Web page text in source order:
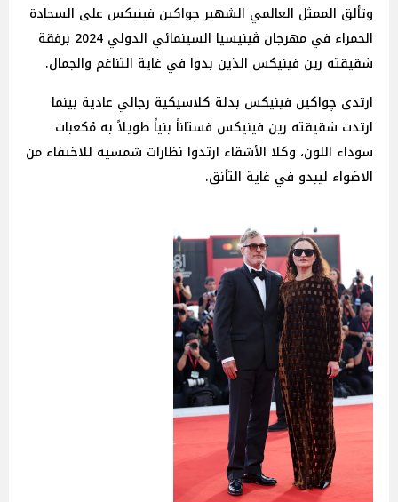
وتألق الممثل العالمي الشهير چواكين فينيكس على السجادة
الحمراء في مهرجان ڤينيسيا السينمائي الدولي 2024 برفقة
شقيقته رين فينيكس الذين بدوا في غاية التناغم والجمال.
ارتدى چواكين فينيكس بدلة كلاسيكية رجالي عادية بينما
ارتدت شقيقته رين فينيكس فستاناً بنياً طويلاً به مُكعبات
سوداء اللون، وكلا الأشقاء ارتدوا نظارات شمسية للاختفاء من
الاضواء ليبدو في غاية التأنق.